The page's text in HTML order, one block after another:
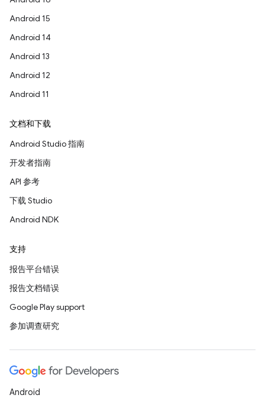
Android 15
Android 14
Android 13
Android 12
Android 11
文档和下载
Android Studio 指南
开发者指南
API 参考
下载 Studio
Android NDK
支持
报告平台错误
报告文档错误
Google Play support
参加调查研究
Android